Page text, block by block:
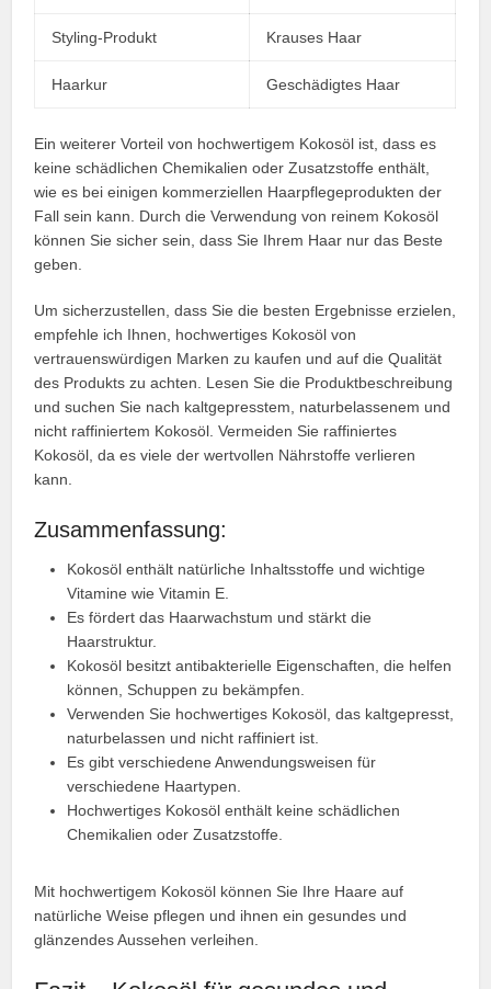
Styling-Produkt Krauses Haar
Haarkur Geschädigtes Haar
Ein weiterer Vorteil von hochwertigem Kokosöl ist, dass es
keine schädlichen Chemikalien oder Zusatzstoffe enthält,
wie es bei einigen kommerziellen Haarpflegeprodukten der
Fall sein kann. Durch die Verwendung von reinem Kokosöl
können Sie sicher sein, dass Sie Ihrem Haar nur das Beste
geben.
Um sicherzustellen, dass Sie die besten Ergebnisse erzielen,
empfehle ich Ihnen, hochwertiges Kokosöl von
vertrauenswürdigen Marken zu kaufen und auf die Qualität
des Produkts zu achten. Lesen Sie die Produktbeschreibung
und suchen Sie nach kaltgepresstem, naturbelassenem und
nicht raffiniertem Kokosöl. Vermeiden Sie raffiniertes
Kokosöl, da es viele der wertvollen Nährstoffe verlieren
kann.
Zusammenfassung:
Kokosöl enthält natürliche Inhaltsstoffe und wichtige
Vitamine wie Vitamin E.
Es fördert das Haarwachstum und stärkt die
Haarstruktur.
Kokosöl besitzt antibakterielle Eigenschaften, die helfen
können, Schuppen zu bekämpfen.
Verwenden Sie hochwertiges Kokosöl, das kaltgepresst,
naturbelassen und nicht raffiniert ist.
Es gibt verschiedene Anwendungsweisen für
verschiedene Haartypen.
Hochwertiges Kokosöl enthält keine schädlichen
Chemikalien oder Zusatzstoffe.
Mit hochwertigem Kokosöl können Sie Ihre Haare auf
natürliche Weise pflegen und ihnen ein gesundes und
glänzendes Aussehen verleihen.